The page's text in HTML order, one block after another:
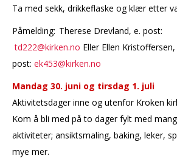
Ta med sekk, drikkeflaske og klær etter
Påmelding: Therese Drevland, e. post:
td222@kirken.no Eller Ellen Kristoffersen,
post: ek453@kirken.no
Mandag 30. juni og tirsdag 1. juli
Aktivitetsdager inne og utenfor Kroken
Kom å bli med på to dager fylt med
aktiviteter; ansiktsmaling, baking, leker,
mye mer.